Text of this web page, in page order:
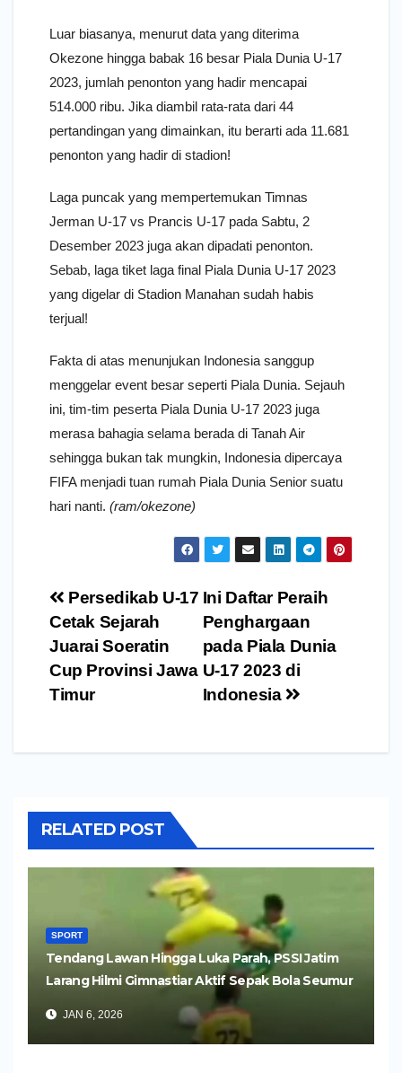
Luar biasanya, menurut data yang diterima
Okezone hingga babak 16 besar Piala Dunia U-17
2023, jumlah penonton yang hadir mencapai
514.000 ribu. Jika diambil rata-rata dari 44
pertandingan yang dimainkan, itu berarti ada 11.681
penonton yang hadir di stadion!
Laga puncak yang mempertemukan Timnas
Jerman U-17 vs Prancis U-17 pada Sabtu, 2
Desember 2023 juga akan dipadati penonton.
Sebab, laga tiket laga final Piala Dunia U-17 2023
yang digelar di Stadion Manahan sudah habis
terjual!
Fakta di atas menunjukan Indonesia sanggup
menggelar event besar seperti Piala Dunia. Sejauh
ini, tim-tim peserta Piala Dunia U-17 2023 juga
merasa bahagia selama berada di Tanah Air
sehingga bukan tak mungkin, Indonesia dipercaya
FIFA menjadi tuan rumah Piala Dunia Senior suatu
hari nanti. (ram/okezone)
Navigasi
pos
Ini Daftar Peraih
Penghargaan
pada Piala Dunia
U-17 2023 di
Indonesia
Persedikab U-17
Cetak Sejarah
Juarai Soeratin
Cup Provinsi Jawa
Timur
RELATED POST
SPORT
Tendang Lawan Hingga Luka Parah, PSSI Jatim
Larang Hilmi Gimnastiar Aktif Sepak Bola Seumur
JAN 6, 2026